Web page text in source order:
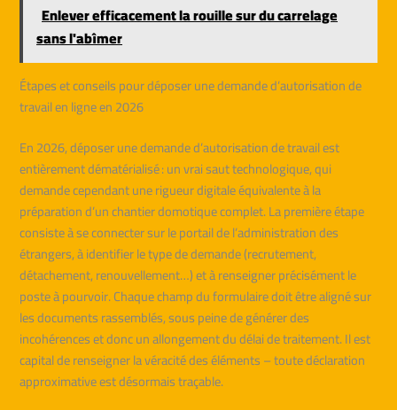
Enlever efficacement la rouille sur du carrelage
sans l'abîmer
Étapes et conseils pour déposer une demande d’autorisation de
travail en ligne en 2026
En 2026, déposer une demande d’autorisation de travail est
entièrement dématérialisé : un vrai saut technologique, qui
demande cependant une rigueur digitale équivalente à la
préparation d’un chantier domotique complet. La première étape
consiste à se connecter sur le portail de l’administration des
étrangers, à identifier le type de demande (recrutement,
détachement, renouvellement…) et à renseigner précisément le
poste à pourvoir. Chaque champ du formulaire doit être aligné sur
les documents rassemblés, sous peine de générer des
incohérences et donc un allongement du délai de traitement. Il est
capital de renseigner la véracité des éléments – toute déclaration
approximative est désormais traçable.